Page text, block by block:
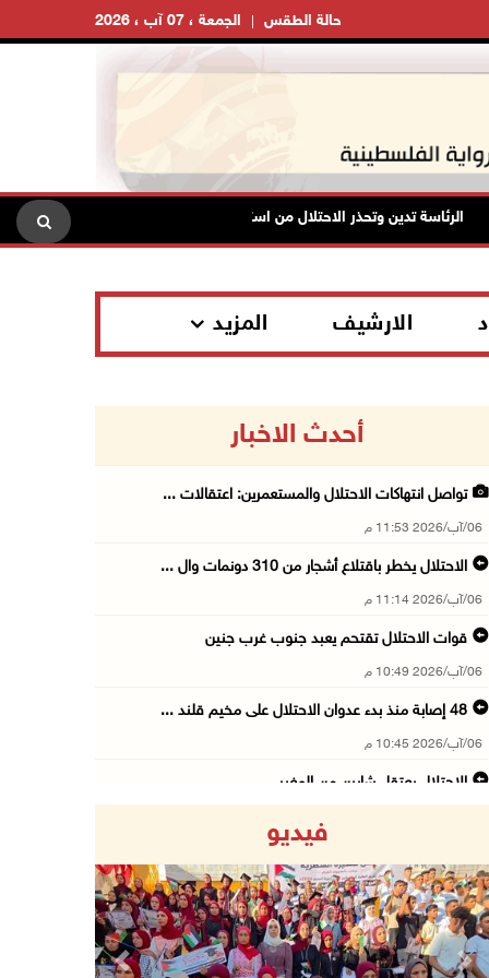
الجمعة ، 07 آب ، 2026 حالة الطقس
الرئاسة تدين وتحذر الاحتلال من استمرار حربه الشاملة على الشعب
الارشيف المزيد
أحدث الاخبار
تواصل انتهاكات الاحتلال والمستعمرين: اعتقالات ...
06/آب/2026 11:53 م
الاحتلال يخطر باقتلاع أشجار من 310 دونمات وال ...
06/آب/2026 11:14 م
قوات الاحتلال تقتحم يعبد جنوب غرب جنين
06/آب/2026 10:49 م
48 إصابة منذ بدء عدوان الاحتلال على مخيم قلند ...
06/آب/2026 10:45 م
الاحتلال يعتقل شابين من المغير
06/آب/2026 10:01 م
رئيس بلدية الخليل يطلع وفدا أميركيا على تطورا ...
06/آب/2026 09:59 م
فيديو
Previous Next